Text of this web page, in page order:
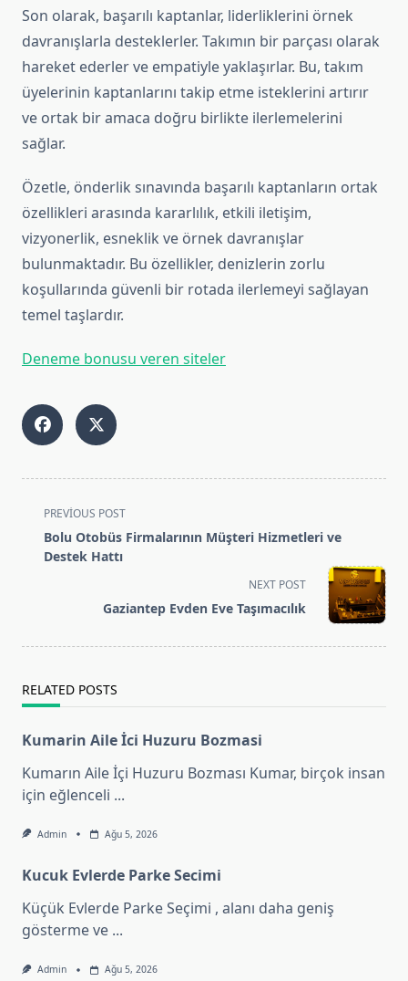
Son olarak, başarılı kaptanlar, liderliklerini örnek
davranışlarla desteklerler. Takımın bir parçası olarak
hareket ederler ve empatiyle yaklaşırlar. Bu, takım
üyelerinin kaptanlarını takip etme isteklerini artırır
ve ortak bir amaca doğru birlikte ilerlemelerini
sağlar.
Özetle, önderlik sınavında başarılı kaptanların ortak
özellikleri arasında kararlılık, etkili iletişim,
vizyonerlik, esneklik ve örnek davranışlar
bulunmaktadır. Bu özellikler, denizlerin zorlu
koşullarında güvenli bir rotada ilerlemeyi sağlayan
temel taşlardır.
Deneme bonusu veren siteler
<span
class="nav-
subtitle
PREVIOUS POST
Bolu Otobüs Firmalarının Müşteri Hizmetleri ve
Destek Hattı
NEXT POST
Gaziantep Evden Eve Taşımacılık
RELATED POSTS
Kumarin Aile İci Huzuru Bozmasi
Kumarın Aile İçi Huzuru Bozması Kumar, birçok insan
için eğlenceli ...
Admin Ağu 5, 2026
Kucuk Evlerde Parke Secimi
Küçük Evlerde Parke Seçimi , alanı daha geniş
gösterme ve ...
Admin Ağu 5, 2026